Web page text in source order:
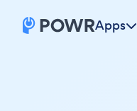
Apps